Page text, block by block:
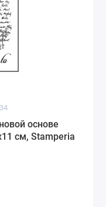
основе
см, Stamperia